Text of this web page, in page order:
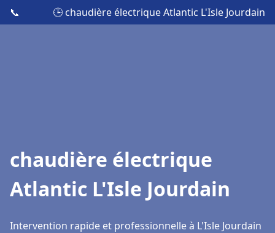
📞 🕒 chaudière électrique Atlantic L'Isle Jourdain
chaudière électrique
Atlantic L'Isle Jourdain
Intervention rapide et professionnelle à L'Isle Jourdain